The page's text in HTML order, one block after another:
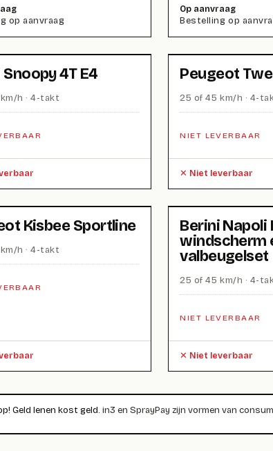
op aanvraag
Op aanvraag
Bestelling op
4T E4
h · 4-takt
Peugeot
25 of 45 km/h · 4-
NIET LEVERBAAR
Niet leverbaar
Kisbee Sportline
h · 4-takt
Berini Napoli
windscherm
valbeugelset
25 of 45 km/h · 4-
NIET LEVERBAAR
Niet leverbaar
Geld lenen kost geld. in3 en SprayPay zijn vormen van